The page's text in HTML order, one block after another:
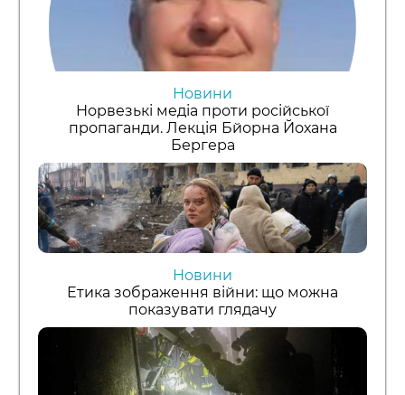
Новини
Норвезькі медіа проти російської
пропаганди. Лекція Бйорна Йохана
Бергера
Новини
Етика зображення війни: що можна
показувати глядачу